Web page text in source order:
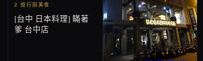
2 旅行與美食
[台中 日本料理] 瞞著
爹 台中店